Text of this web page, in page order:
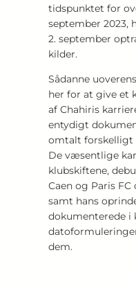
tidspunktet for
september 2023,
2. september
kilder.
Sådanne
her for at give et
af Chahiris
entydigt
omtalt forskelligt
De væsentlige
klubskiftene,
Caen og Paris
samt hans
dokumenterede i
dem.